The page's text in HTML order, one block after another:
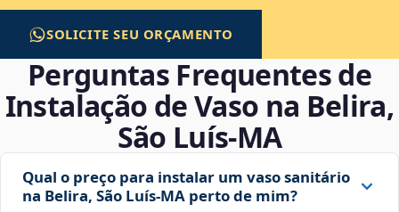
SOLICITE SEU ORÇAMENTO
Perguntas Frequentes de
Instalação de Vaso na Belira,
São Luís‑MA
Qual o preço para instalar um vaso sanitário
na Belira, São Luís‑MA perto de mim?